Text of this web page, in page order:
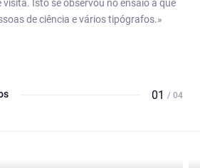
visita. Isto se observou no ensaio a que
de ciência e vários tipógrafos.»
01 / 04